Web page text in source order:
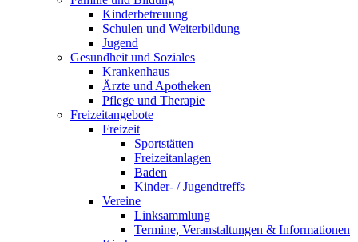
Kinderbetreuung
Schulen und Weiterbildung
Jugend
Gesundheit und Soziales
Krankenhaus
Ärzte und Apotheken
Pflege und Therapie
Freizeitangebote
Freizeit
Sportstätten
Freizeitanlagen
Baden
Kinder- / Jugendtreffs
Vereine
Linksammlung
Termine, Veranstaltungen & Informationen